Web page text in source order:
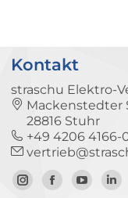
Kontakt
straschu Elektro-
Mackenstedter
28816 Stuhr
+49 4206 4166-
ZumZur
Zum